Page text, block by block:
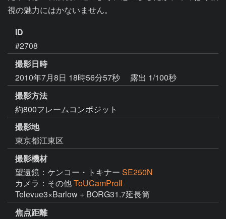
視の魅力にはかないません。
ID
#2708
撮影日時
2010年7月8日 18時56分57秒
露出 1/100秒
撮影方法
約800フレームコンポジット
撮影地
東京都江東区
撮影機材
望遠鏡：ケンコー・トキナー SE250N
カメラ：その他ToUCamProⅡ
Televue3×Barlow + BORG31.7延長筒
焦点距離